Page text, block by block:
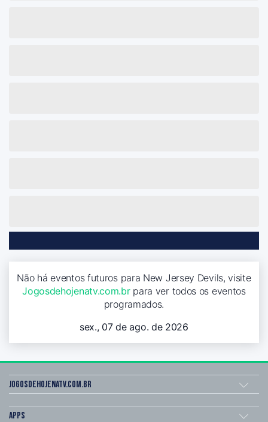
Não há eventos futuros para New Jersey Devils, visite
Jogosdehojenatv.com.brpara ver todos os eventos
programados.
sex., 07 de ago. de 2026
Jogosdehojenatv.com.br
Apps